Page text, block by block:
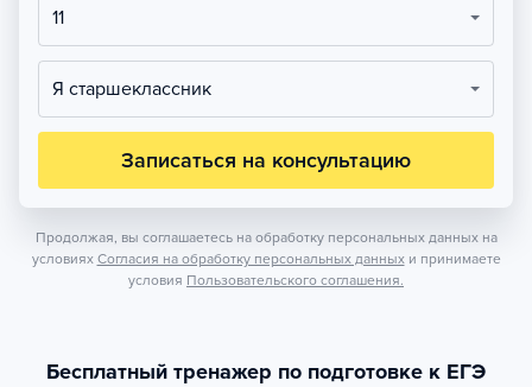
11
Я старшеклассник
Записаться на консультацию
Продолжая, вы соглашаетесь на обработку персональных данных на
условиях Согласия на обработку персональных данных и принимаете
условия Пользовательского соглашения.
Бесплатный тренажер по подготовке к ЕГЭ